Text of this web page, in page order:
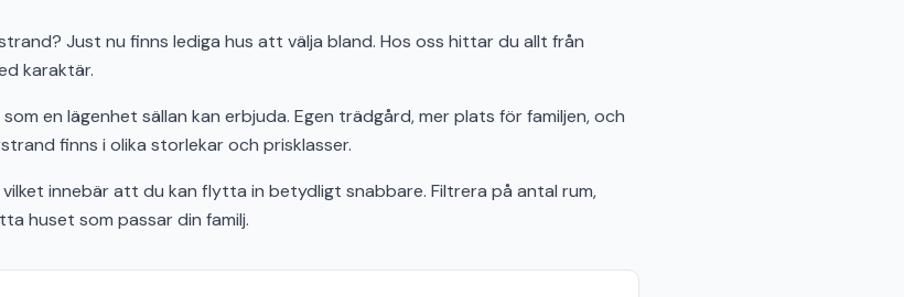
Just nu finns lediga hus att välja bland. Hos oss hittar du allt från
karaktär.
en lägenhet sällan kan erbjuda. Egen trädgård, mer plats för familjen, och
finns i olika storlekar och prisklasser.
innebär att du kan flytta in betydligt snabbare. Filtrera på antal rum,
huset som passar din familj.